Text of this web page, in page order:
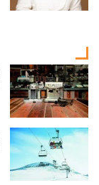
خصوصي اليوم